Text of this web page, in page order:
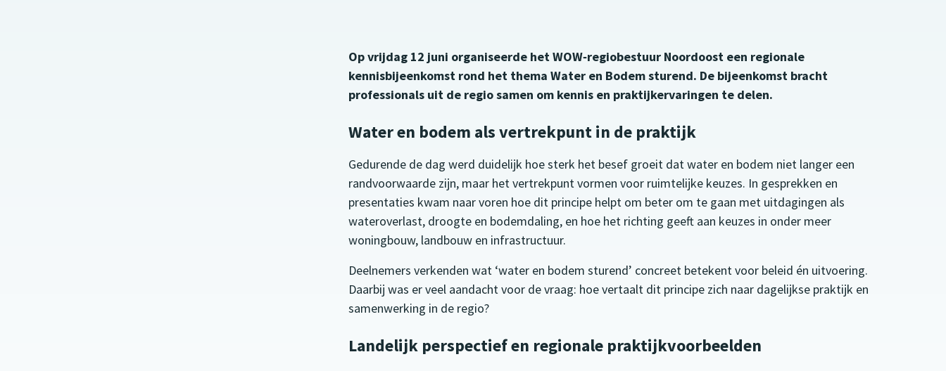
Op vrijdag 12 juni organiseerde het WOW‑regiobestuur Noordoost een regionale
kennisbijeenkomst rond het thema Water en Bodem sturend. De bijeenkomst bracht
professionals uit de regio samen om kennis en praktijkervaringen te delen.
Water en bodem als vertrekpunt in de praktijk
Gedurende de dag werd duidelijk hoe sterk het besef groeit dat water en bodem niet langer een
randvoorwaarde zijn, maar het vertrekpunt vormen voor ruimtelijke keuzes. In gesprekken en
presentaties kwam naar voren hoe dit principe helpt om beter om te gaan met uitdagingen als
wateroverlast, droogte en bodemdaling, en hoe het richting geeft aan keuzes in onder meer
woningbouw, landbouw en infrastructuur.
Deelnemers verkenden wat ‘water en bodem sturend’ concreet betekent voor beleid én uitvoering.
Daarbij was er veel aandacht voor de vraag: hoe vertaalt dit principe zich naar dagelijkse praktijk en
samenwerking in de regio?
Landelijk perspectief en regionale praktijkvoorbeelden